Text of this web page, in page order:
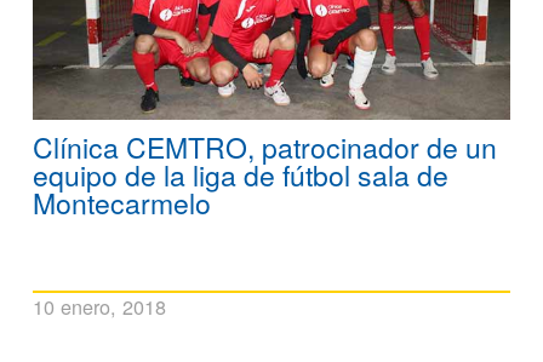
Clínica CEMTRO, patrocinador de un
equipo de la liga de fútbol sala de
Montecarmelo
10 enero, 2018